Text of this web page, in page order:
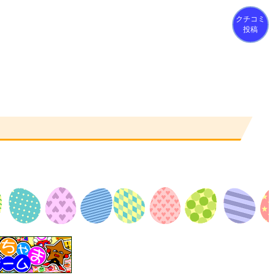
クチコミ
投稿